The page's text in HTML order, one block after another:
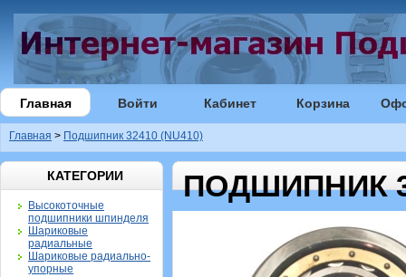
Главная Войти Кабинет Корзина
Главная > Подшипник 32410 (NU410)
КАТЕГОРИИ
Высокоточные
подшипники шпинделя
Шариковые
радиальные
Шариковые радиально-
упорные
ПОДШИПНИК